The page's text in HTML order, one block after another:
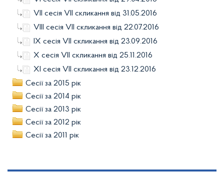
VIІ сесія VII скликання від 31.05.2016
VIІІ сесія VII скликання від 22.07.2016
ІХ сесія VII скликання від 23.09.2016
Х сесія VII скликання від 25.11.2016
ХІ сесія VII скликання від 23.12.2016
Сесії за 2015 рік
Сесії за 2014 рік
Сесії за 2013 рік
Сесії за 2012 рік
Сесії за 2011 рік